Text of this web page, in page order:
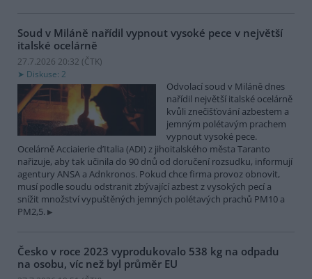
Soud v Miláně nařídil vypnout vysoké pece v největší
italské ocelárně
27.7.2026 20:32 (ČTK)
Diskuse: 2
Odvolací soud v Miláně dnes
nařídil největší italské ocelárně
kvůli znečišťování azbestem a
jemným polétavým prachem
vypnout vysoké pece.
Ocelárně Acciaierie d’Italia (ADI) z jihoitalského města Taranto
nařizuje, aby tak učinila do 90 dnů od doručení rozsudku, informují
agentury ANSA a Adnkronos. Pokud chce firma provoz obnovit,
musí podle soudu odstranit zbývající azbest z vysokých pecí a
snížit množství vypuštěných jemných polétavých prachů PM10 a
PM2,5.
Česko v roce 2023 vyprodukovalo 538 kg na odpadu
na osobu, víc než byl průměr EU